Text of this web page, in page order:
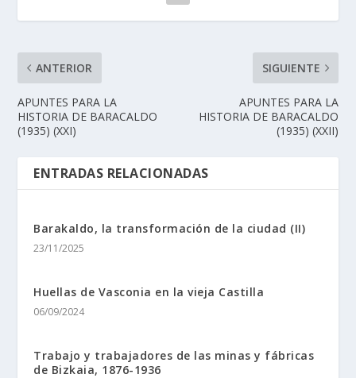
ANTERIOR
APUNTES PARA LA
HISTORIA DE BARACALDO
(1935) (XXI)
SIGUIENTE
APUNTES PARA LA
HISTORIA DE BARACALDO
(1935) (XXII)
ENTRADAS RELACIONADAS
Barakaldo, la transformación de la ciudad (II)
23/11/2025
Huellas de Vasconia en la vieja Castilla
06/09/2024
Trabajo y trabajadores de las minas y fábricas
de Bizkaia, 1876-1936